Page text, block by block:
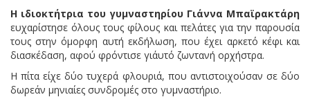
Η ιδιοκτήτρια του γυμναστηρίου Γιάννα Μπαϊρακτάρη
ευχαρίστησε όλους τους φίλους και πελάτες για την παρουσία
τους στην όμορφη αυτή εκδήλωση, που έχει αρκετό κέφι και
διασκέδαση, αφού φρόντισε γι΄αυτό ζωντανή ορχήστρα.
Η πίτα είχε δύο τυχερά φλουριά, που αντιστοιχούσαν σε δύο
δωρεάν μηνιαίες συνδρομές στο γυμναστήριο.